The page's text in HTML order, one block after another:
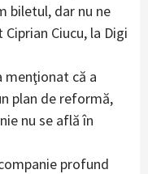
biletul, dar nu ne
Ciucu, la Digi
menţionat că a
plan de reformă,
nu se află în
profund